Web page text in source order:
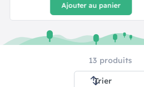
Ajouter au panier
13 produits